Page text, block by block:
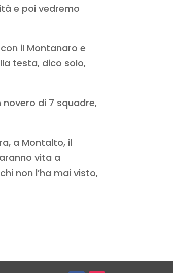
e poi vedremo
il Montanaro e
testa, dico solo,
di 7 squadre,
a Montalto, il
vita a
non l’ha mai visto,